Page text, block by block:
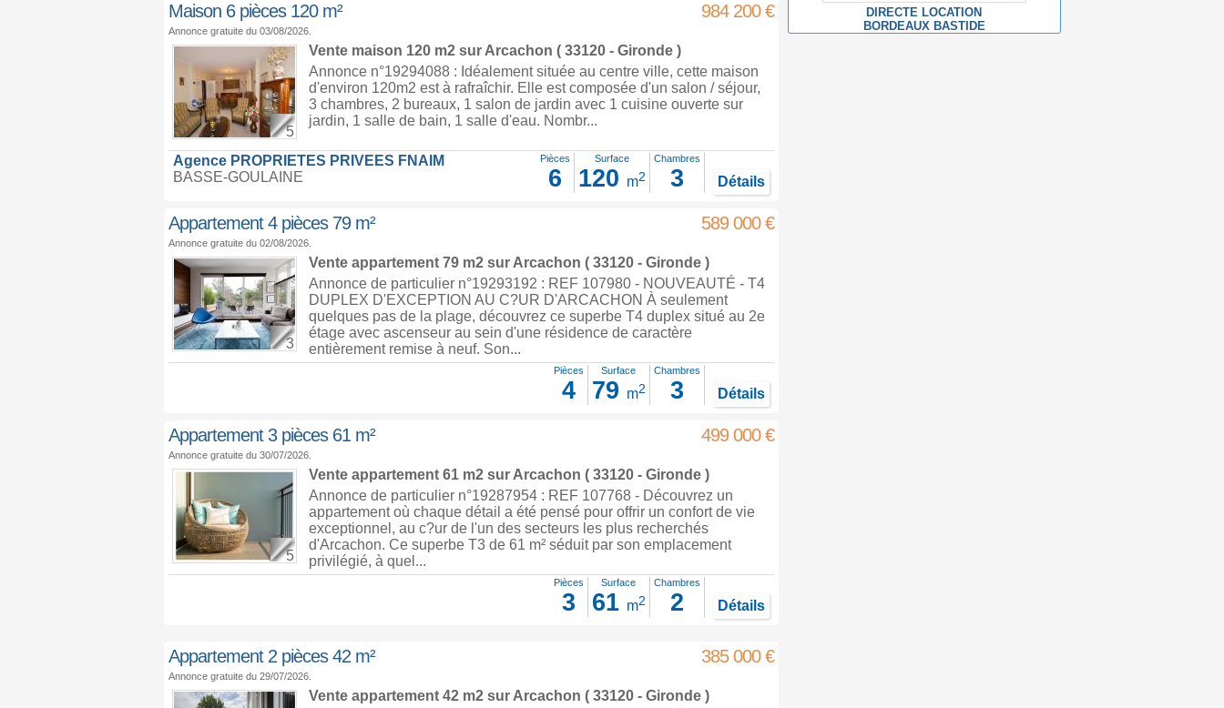
Maison 6 pièces 120 m² 984 200 €
Annonce gratuite du 03/08/2026.
5
Vente maison 120 m2 sur Arcachon ( 33120 - Gironde )
Annonce n°19294088 : Idéalement située au centre ville, cette maison
d'environ 120m2 est à rafraîchir. Elle est composée d'un salon / séjour,
3 chambres, 2 bureaux, 1 salon de jardin avec 1 cuisine ouverte sur
jardin, 1 salle de bain, 1 salle d'eau. Nombr...
Agence PROPRIETES PRIVEES FNAIM
BASSE-GOULAINE
Pièces
6
Surface
120 m2
Chambres
3 Détails
Appartement 4 pièces 79 m² 589 000 €
Annonce gratuite du 02/08/2026.
3
Vente appartement 79 m2 sur Arcachon ( 33120 - Gironde )
Annonce de particulier n°19293192 : REF 107980 - NOUVEAUTÉ - T4
DUPLEX D'EXCEPTION AU C?UR D'ARCACHON À seulement
quelques pas de la plage, découvrez ce superbe T4 duplex situé au 2e
étage avec ascenseur au sein d'une résidence de caractère
entièrement remise à neuf. Son...
Pièces
4
Surface
79 m2
Chambres
3 Détails
Appartement 3 pièces 61 m² 499 000 €
Annonce gratuite du 30/07/2026.
5
Vente appartement 61 m2 sur Arcachon ( 33120 - Gironde )
Annonce de particulier n°19287954 : REF 107768 - Découvrez un
appartement où chaque détail a été pensé pour offrir un confort de vie
exceptionnel, au c?ur de l'un des secteurs les plus recherchés
d'Arcachon. Ce superbe T3 de 61 m² séduit par son emplacement
privilégié, à quel...
Pièces
3
Surface
61 m2
Chambres
2 Détails
Appartement 2 pièces 42 m² 385 000 €
Annonce gratuite du 29/07/2026.
Vente appartement 42 m2 sur Arcachon ( 33120 - Gironde )
DIRECTE LOCATION
BORDEAUX BASTIDE